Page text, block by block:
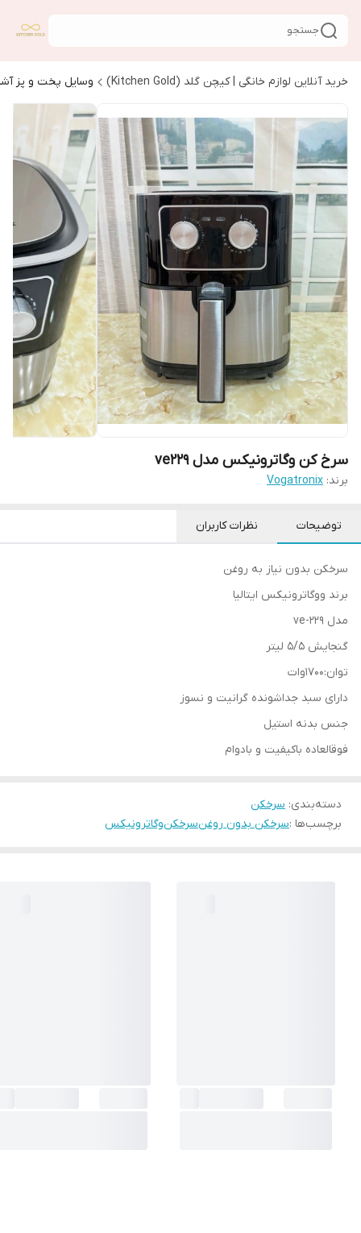
جستجو
خرید آنلاین لوازم خانگی | کیچن گلد (Kitchen Gold) وسایل پخت و پز
سرخ کن وگاترونیکس مدل ve229
برند: Vogatronix
توضیحات نظرات کاربران
سرخکن بدون نیاز به روغن
برند ووگاترونیکس ایتالیا
مدل ve-229
گنجایش 5/5 لیتر
توان:1700وات
دارای سبد جداشونده گرانیت و نسوز
جنس بدنه استیل
فوقالعاده باکیفیت و بادوام
دسته‌بندی: سرخکن
برچسب‌ها :سرخکن بدون روغنسرخکنوگاترونیکس